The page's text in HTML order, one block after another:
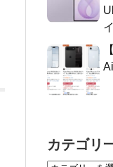
カテゴリ